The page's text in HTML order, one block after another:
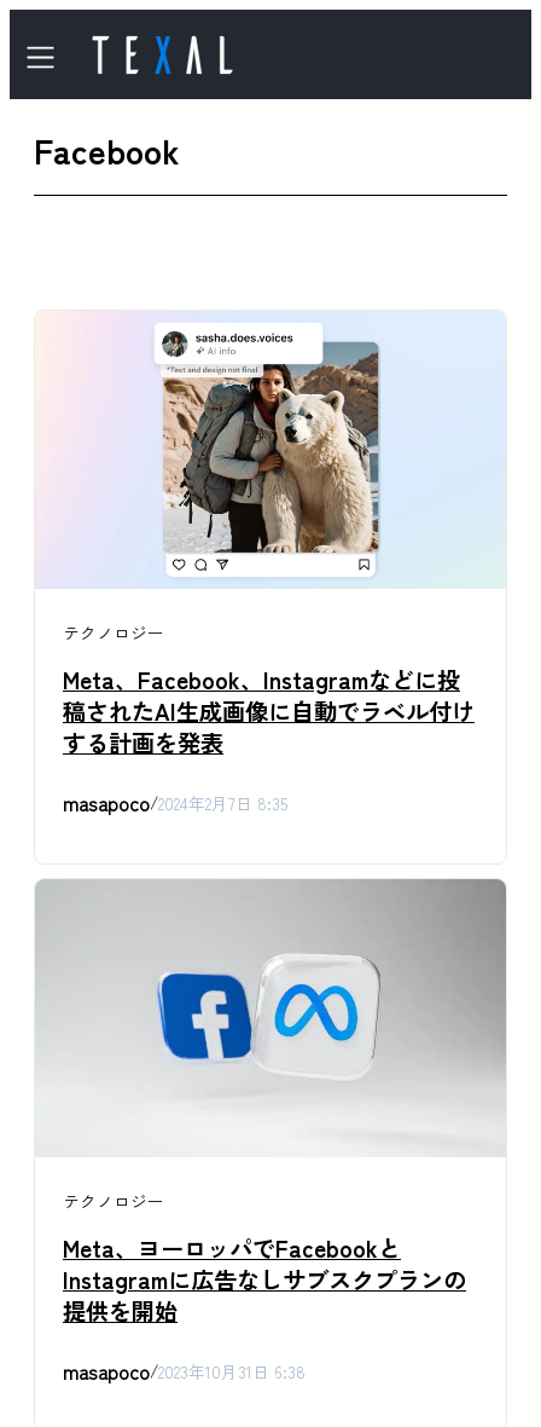
容
を
Facebook
テクノロジー
Meta、Facebook、Instagramなどに投
稿されたAI生成画像に自動でラベル付け
する計画を発表
masapoco/2024年2月7日 8:35
テクノロジー
Meta、ヨーロッパでFacebookと
Instagramに広告なしサブスクプランの
提供を開始
masapoco/2023年10月31日 6:38